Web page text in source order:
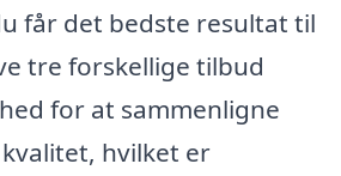
får det bedste resultat til
tre forskellige tilbud
for at sammenligne
hvilket er